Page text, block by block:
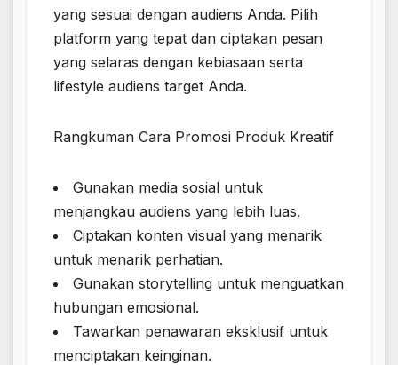
yang sesuai dengan audiens Anda. Pilih
platform yang tepat dan ciptakan pesan
yang selaras dengan kebiasaan serta
lifestyle audiens target Anda.
Rangkuman Cara Promosi Produk Kreatif
Gunakan media sosial untuk
menjangkau audiens yang lebih luas.
Ciptakan konten visual yang menarik
untuk menarik perhatian.
Gunakan storytelling untuk menguatkan
hubungan emosional.
Tawarkan penawaran eksklusif untuk
menciptakan keinginan.